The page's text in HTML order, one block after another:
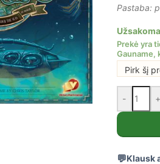
Pastaba:
Pirk šį
- +
Klausk